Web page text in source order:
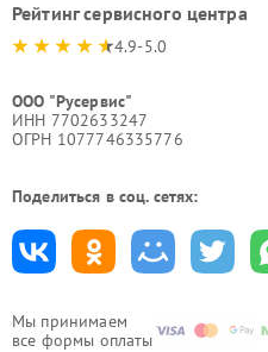
Мы принимаем
все формы оплаты
Рейтинг сервисного центра
4.9-5.0
ООО "Русервис"
ИНН 7702633247
ОГРН 1077746335776
Поделиться в соц. сетях: